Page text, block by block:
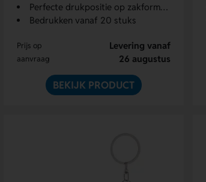
Perfecte drukpositie op zakformaat
Bedrukken vanaf 20 stuks
Prijs op
aanvraag
Levering vanaf
26 augustus
BEKIJK PRODUCT